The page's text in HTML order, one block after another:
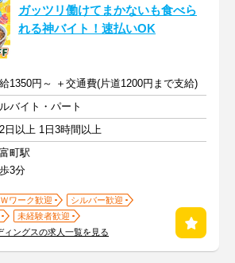
ガッツリ働けてまかないも食べら
れる神バイト！速払いOK
1350円～ ＋交通費(片道1200円まで支給)
バイト・パート
日以上 1日3時間以上
町駅
3分
ワーク歓迎
シルバー歓迎
未経験者歓迎
ィングスの求人一覧を見る